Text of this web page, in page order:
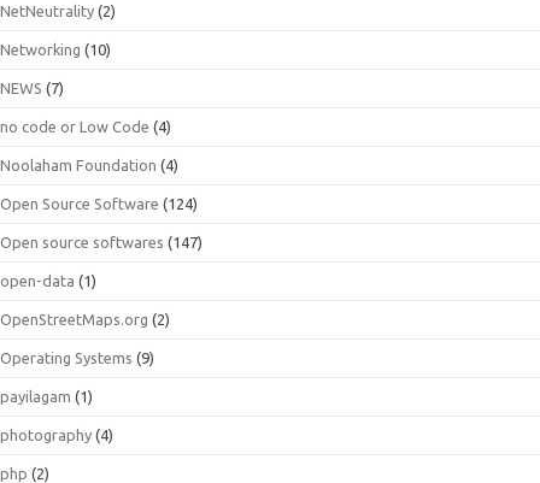
NetNeutrality (2)
Networking (10)
NEWS (7)
no code or Low Code (4)
Noolaham Foundation (4)
Open Source Software (124)
Open source softwares (147)
open-data (1)
OpenStreetMaps.org (2)
Operating Systems (9)
payilagam (1)
photography (4)
php (2)